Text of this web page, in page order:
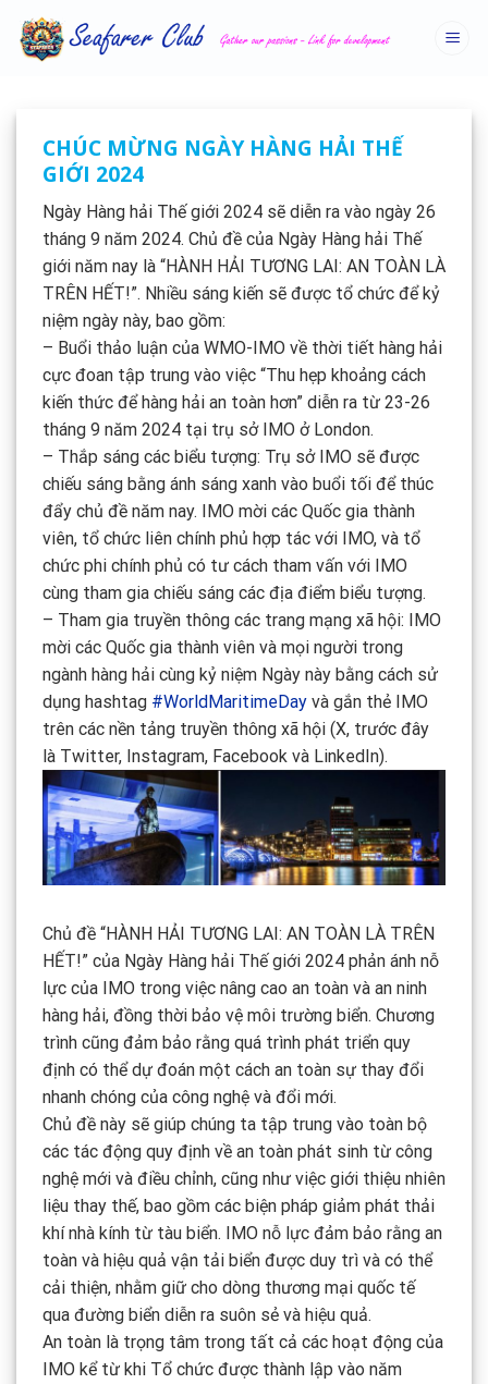
content
CHÚC MỪNG NGÀY HÀNG HẢI THẾ
GIỚI 2024
Ngày Hàng hải Thế giới 2024 sẽ diễn ra vào ngày 26
tháng 9 năm 2024. Chủ đề của Ngày Hàng hải Thế
giới năm nay là “HÀNH HẢI TƯƠNG LAI: AN TOÀN LÀ
TRÊN HẾT!”. Nhiều sáng kiến sẽ được tổ chức để kỷ
niệm ngày này, bao gồm:
– Buổi thảo luận của WMO-IMO về thời tiết hàng hải
cực đoan tập trung vào việc “Thu hẹp khoảng cách
kiến thức để hàng hải an toàn hơn” diễn ra từ 23-26
tháng 9 năm 2024 tại trụ sở IMO ở London.
– Thắp sáng các biểu tượng: Trụ sở IMO sẽ được
chiếu sáng bằng ánh sáng xanh vào buổi tối để thúc
đẩy chủ đề năm nay. IMO mời các Quốc gia thành
viên, tổ chức liên chính phủ hợp tác với IMO, và tổ
chức phi chính phủ có tư cách tham vấn với IMO
cùng tham gia chiếu sáng các địa điểm biểu tượng.
– Tham gia truyền thông các trang mạng xã hội: IMO
mời các Quốc gia thành viên và mọi người trong
ngành hàng hải cùng kỷ niệm Ngày này bằng cách sử
dụng hashtag #WorldMaritimeDay và gắn thẻ IMO
trên các nền tảng truyền thông xã hội (X, trước đây
là Twitter, Instagram, Facebook và LinkedIn).
Chủ đề “HÀNH HẢI TƯƠNG LAI: AN TOÀN LÀ TRÊN
HẾT!” của Ngày Hàng hải Thế giới 2024 phản ánh nỗ
lực của IMO trong việc nâng cao an toàn và an ninh
hàng hải, đồng thời bảo vệ môi trường biển. Chương
trình cũng đảm bảo rằng quá trình phát triển quy
định có thể dự đoán một cách an toàn sự thay đổi
nhanh chóng của công nghệ và đổi mới.
Chủ đề này sẽ giúp chúng ta tập trung vào toàn bộ
các tác động quy định về an toàn phát sinh từ công
nghệ mới và điều chỉnh, cũng như việc giới thiệu nhiên
liệu thay thế, bao gồm các biện pháp giảm phát thải
khí nhà kính từ tàu biển. IMO nỗ lực đảm bảo rằng an
toàn và hiệu quả vận tải biển được duy trì và có thể
cải thiện, nhằm giữ cho dòng thương mại quốc tế
qua đường biển diễn ra suôn sẻ và hiệu quả.
An toàn là trọng tâm trong tất cả các hoạt động của
IMO kể từ khi Tổ chức được thành lập vào năm